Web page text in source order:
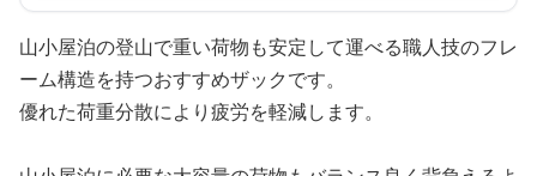
山小屋泊の登山で重い荷物も安定して運べる職人技のフレ
ーム構造を持つおすすめザックです。
優れた荷重分散により疲労を軽減します。